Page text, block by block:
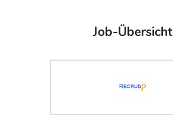
Job-Übersicht